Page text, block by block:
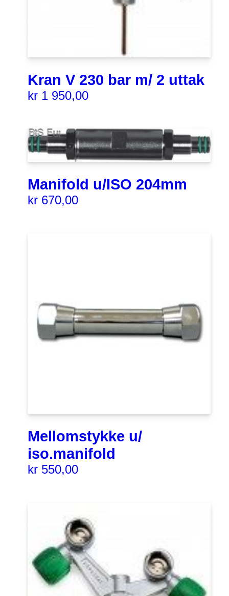
Kran V 230 bar m/ 2 uttak
kr 1 950,00
Manifold u/ISO 204mm
kr 670,00
Mellomstykke u/
iso.manifold
kr 550,00